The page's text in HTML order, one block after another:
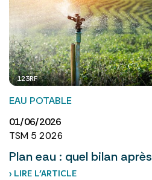
123RF
EAU POTABLE
01/06/2026
TSM 5 2026
Plan eau : quel bilan
› LIRE L’ARTICLE